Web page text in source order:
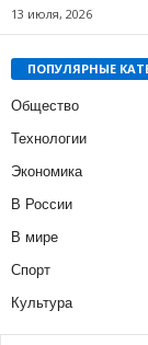
13 июля, 2026
ПОПУЛЯРНЫЕ
Общество
Технологии
Экономика
В России
В мире
Спорт
Культура